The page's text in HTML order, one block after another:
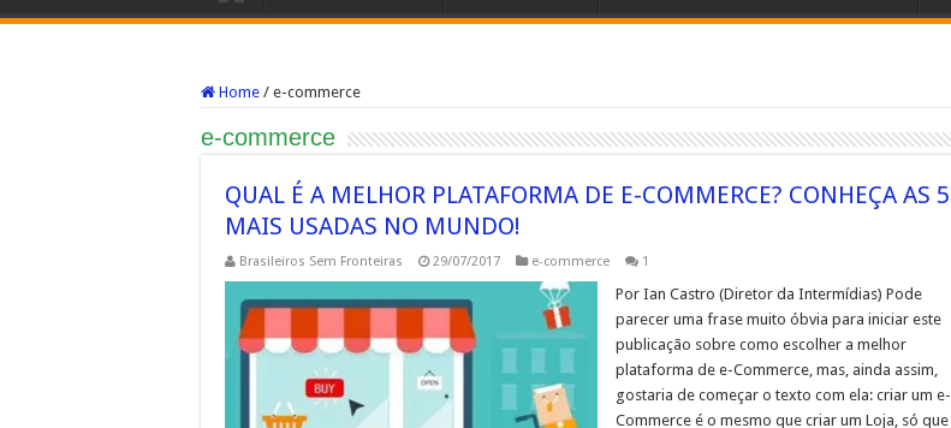
Home / e-commerce
e-commerce
QUAL É A MELHOR PLATAFORMA DE E-COMMERCE? CONHEÇA AS 5
MAIS USADAS NO MUNDO!
Brasileiros Sem Fronteiras 29/07/2017 e-commerce 1
Por Ian Castro (Diretor da Intermídias) Pode
parecer uma frase muito óbvia para iniciar este
publicação sobre como escolher a melhor
plataforma de e-Commerce, mas, ainda assim,
gostaria de começar o texto com ela: criar um e-
Commerce é o mesmo que criar um Loja, só que